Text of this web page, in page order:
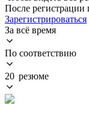
После
Зарегистрироваться
За всё время
По соответствию
20 резюме